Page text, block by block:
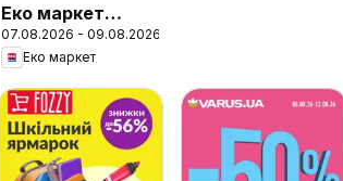
Еко маркет
Акція вихідного
дня
07.08.2026 - 09.08.2026
Еко маркет